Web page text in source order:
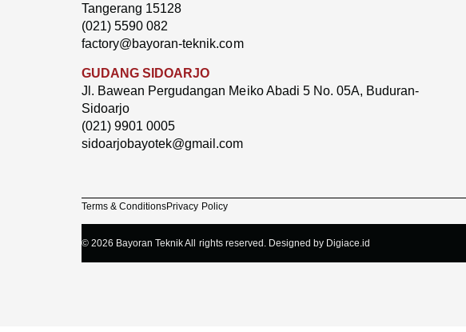
Tangerang 15128
(021) 5590 082
factory@bayoran-teknik.com
GUDANG SIDOARJO
Jl. Bawean Pergudangan Meiko Abadi 5 No. 05A, Buduran-
Sidoarjo
(021) 9901 0005
sidoarjobayotek@gmail.com
Terms & ConditionsPrivacy Policy
© 2026 Bayoran Teknik All rights reserved. Designed by Digiace.id